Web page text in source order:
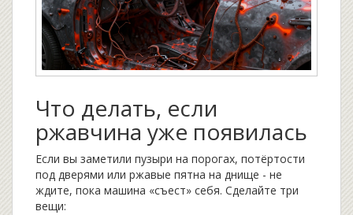
Что делать, если
ржавчина уже появилась
Если вы заметили пузыри на порогах, потёртости
под дверями или ржавые пятна на днище - не
ждите, пока машина «съест» себя. Сделайте три
вещи: